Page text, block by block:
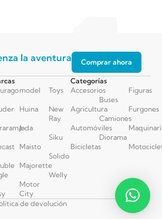
la aventura Comprar ahora
model
Huina
Jada
Maisto
Majorette
Motor
City
Toys
New
Ray
Siku
Solido
Welly
Categorías
Accesorios
Agricultura
Automóviles
Bicicletas
Buses
Camiones
Diorama
Figuras
Furgones
de devolución